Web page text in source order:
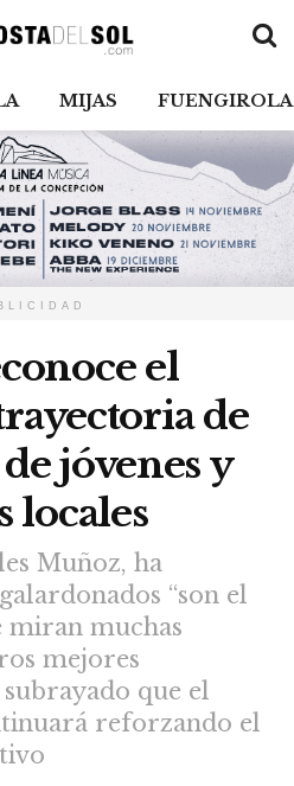
MIJAS FUENGIROLA
el
de
jóvenes y
locales
Muñoz, ha
“son el
miran muchas
mejores
subrayado que el
reforzando el